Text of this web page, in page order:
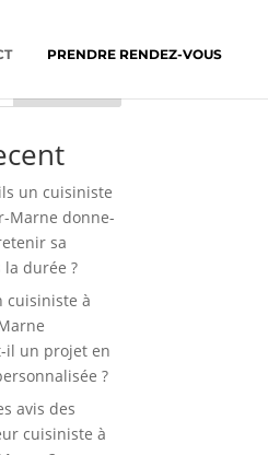
PRENDRE RENDEZ-VOUS
un cuisiniste
Marne donne-
sa
durée ?
cuisiniste à
il un projet en
?
avis des
cuisiniste à